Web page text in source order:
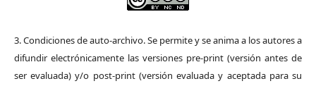
3. Condiciones de auto-archivo. Se permite y se anima a los autores a
difundir electrónicamente las versiones pre-print (versión antes de
ser evaluada) y/o post-print (versión evaluada y aceptada para su